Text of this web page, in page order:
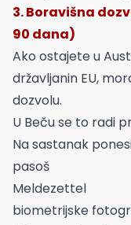
3. Boravišna
90 dana)
Ako ostajete u
državljanin EU,
dozvolu.
U Beču se to radi
Na sastanak
pasoš
Meldezettel
biometrijske